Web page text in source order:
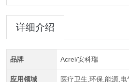
详细介绍
品牌 Acrel/安科瑞
应用领域 医疗卫生,环保,能源,电